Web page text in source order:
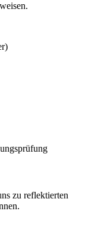
zu reflektierten